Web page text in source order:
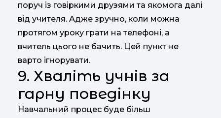
поруч із говіркими друзями та якомога далі
від учителя. Адже зручно, коли можна
протягом уроку грати на телефоні, а
вчитель цього не бачить. Цей пункт не
варто ігнорувати.
9. Хваліть учнів за
гарну поведінку
Навчальний процес буде більш